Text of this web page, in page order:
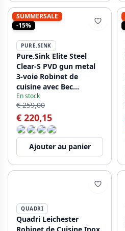
SUMMERSALE
-15%
PURE.SINK
Pure.Sink Elite Steel
Clear-S PVD gun metal
3-voie Robinet de
cuisine avec Bec
Rétractable et Eau
Filtrée PS8120-61
En stock
€ 259,00
€ 220,15
Ajouter au panier
QUADRI
Quadri Leichester